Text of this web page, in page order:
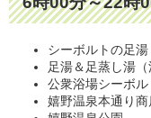
シーボルトの足湯
足湯＆足蒸し湯（
公衆浴場シーボ
嬉野温泉本通り商